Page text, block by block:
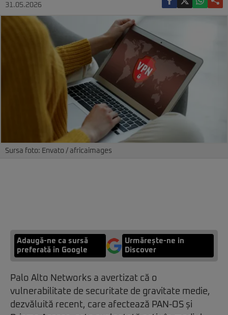
31.05.2026
Sursa foto: Envato / africaimages
Adaugă-ne ca sursă
preferată în Google
Urmărește-ne in
Discover
Palo Alto Networks a avertizat că o
vulnerabilitate de securitate de gravitate medie,
dezvăluită recent, care afectează PAN-OS și